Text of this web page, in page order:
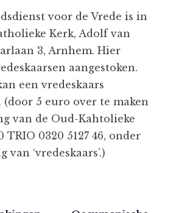
voor de Vrede is in
Kerk, Adolf van
3, Arnhem. Hier
aangestoken.
een vredeskaars
(door 5 euro over te maken
van de Oud-Kahtolieke
TRIO 0320 5127 46, onder
van ‘vredeskaars’.)